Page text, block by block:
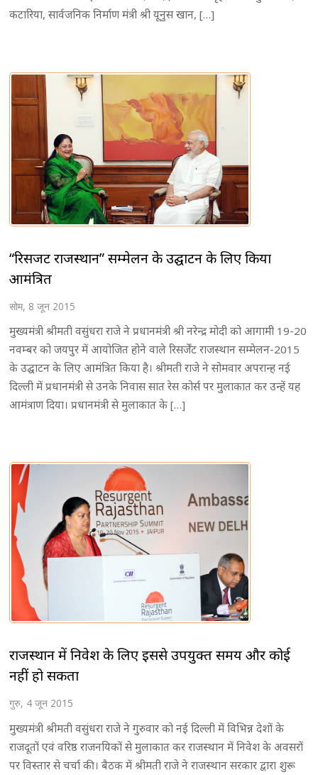
कटारिया, सार्वजनिक निर्माण मंत्री श्री यूनुस खान, […]
“रिसर्जेंट राजस्थान” सम्मेलन के उद्घाटन के लिए किया
आमंत्रित
सोम, 8 जून 2015
मुख्यमंत्री श्रीमती वसुंधरा राजे ने प्रधानमंत्री श्री नरेन्द्र मोदी को आगामी 19-20
नवम्बर को जयपुर में आयोजित होने वाले रिसर्जेंट राजस्थान सम्मेलन-2015
के उद्घाटन के लिए आमंत्रित किया है। श्रीमती राजे ने सोमवार अपरान्ह नई
दिल्ली में प्रधानमंत्री से उनके निवास सात रेस कोर्स पर मुलाकात कर उन्हें यह
आमंत्राण दिया। प्रधानमंत्री से मुलाकात के […]
राजस्थान में निवेश के लिए इससे उपयुक्त समय और कोई
नहीं हो सकता
गुरु, 4 जून 2015
मुख्यमंत्री श्रीमती वसुंधरा राजे ने गुरुवार को नई दिल्ली में विभिन्न देशों के
राजदूतों एवं वरिष्ठ राजनयिकों से मुलाकात कर राजस्थान में निवेश के अवसरों
पर विस्तार से चर्चा की। बैठक में श्रीमती राजे ने राजस्थान सरकार द्वारा शुरू